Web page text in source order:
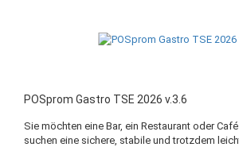
POSprom Gastro TSE 2026 v.3.6
Sie möchten eine Bar, ein Restaurant oder
suchen eine sichere, stabile und trotzdem